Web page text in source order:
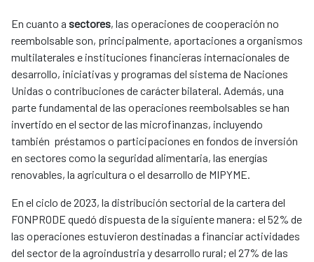
En cuanto a sectores, las operaciones de cooperación no
reembolsable son, principalmente, aportaciones a organismos
multilaterales e instituciones financieras internacionales de
desarrollo, iniciativas y programas del sistema de Naciones
Unidas o contribuciones de carácter bilateral. Además, una
parte fundamental de las operaciones reembolsables se han
invertido en el sector de las microfinanzas, incluyendo
también préstamos o participaciones en fondos de inversión
en sectores como la seguridad alimentaria, las energías
renovables, la agricultura o el desarrollo de MIPYME.
En el ciclo de 2023, la distribución sectorial de la cartera del
FONPRODE quedó dispuesta de la siguiente manera: el 52% de
las operaciones estuvieron destinadas a financiar actividades
del sector de la agroindustria y desarrollo rural; el 27% de las